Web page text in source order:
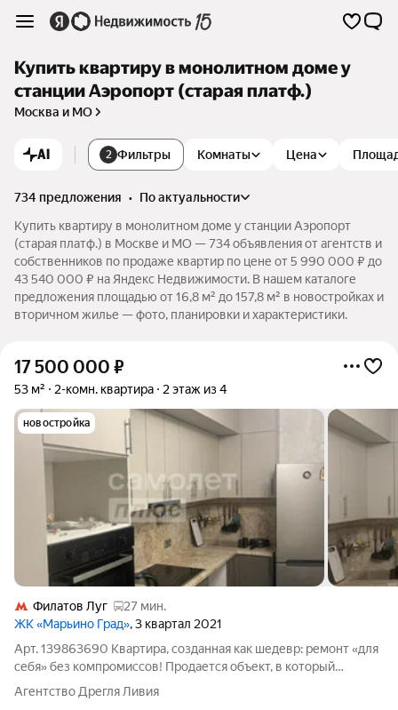
Купить квартиру в монолитном доме у
станции Аэропорт (старая платф.)
Москва и МО
AI 2 Фильтры Комнаты Цена
734 предложения •
по актуальности
Купить квартиру в монолитном доме у станции Аэропорт
(старая платф.) в Москве и МО — 734 объявления от агентств и
собственников по продаже квартир по цене от 5 990 000 ₽ до
43 540 000 ₽ на Яндекс Недвижимости. В нашем каталоге
предложения площадью от 16,8 м² до 157,8 м² в новостройках и
вторичном жилье — фото, планировки и характеристики.
17 500 000 ₽
53 м² 2-комн. квартира 2 этаж из 4
новостройка
Филатов Луг
27 мин.
ЖК «Марьино Град», 3 квартал 2021
Арт. 139863690 Квартира, созданная как шедевр: ремонт «для
себя» без компромиссов! Продается объект, в который
вложили не просто бюджет, а инженерную экспертизу и
безупречный вкус. Если вы искали квартиру, где каждая
Агентство Дрегля Ливия